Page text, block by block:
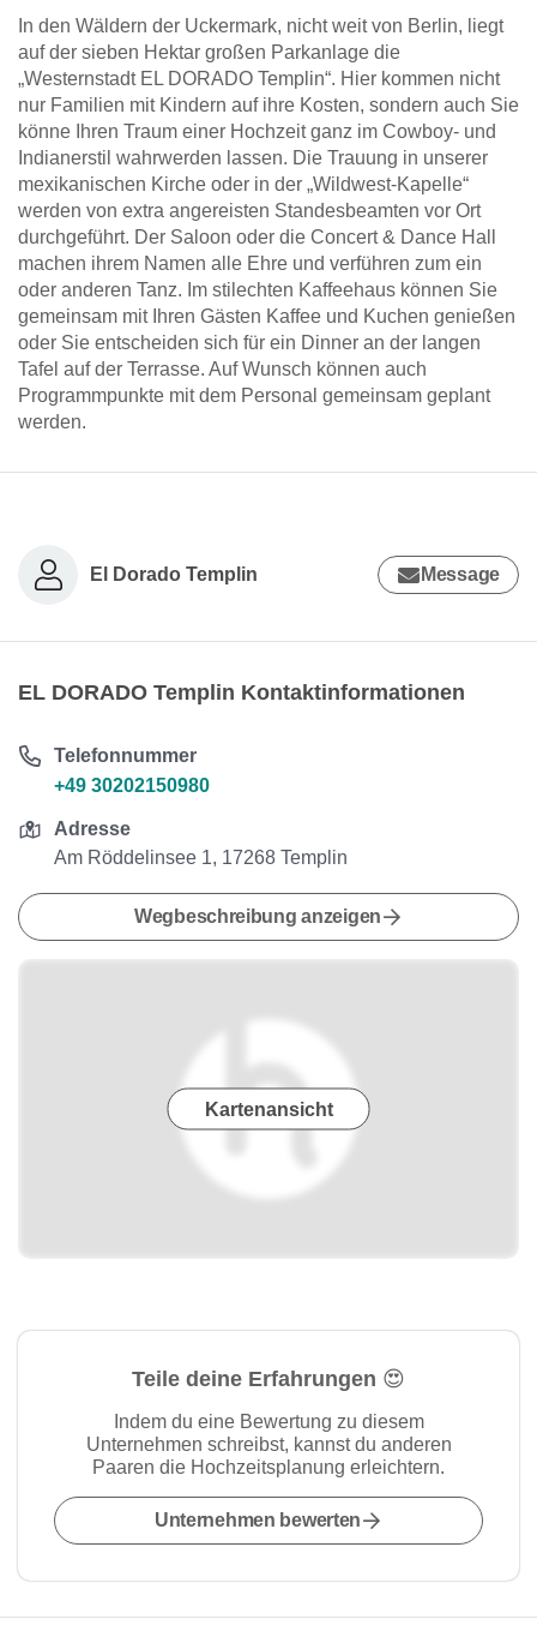
In den Wäldern der Uckermark, nicht weit von Berlin, liegt
auf der sieben Hektar großen Parkanlage die
„Westernstadt EL DORADO Templin“. Hier kommen nicht
nur Familien mit Kindern auf ihre Kosten, sondern auch Sie
könne Ihren Traum einer Hochzeit ganz im Cowboy- und
Indianerstil wahrwerden lassen. Die Trauung in unserer
mexikanischen Kirche oder in der „Wildwest-Kapelle“
werden von extra angereisten Standesbeamten vor Ort
durchgeführt. Der Saloon oder die Concert & Dance Hall
machen ihrem Namen alle Ehre und verführen zum ein
oder anderen Tanz. Im stilechten Kaffeehaus können Sie
gemeinsam mit Ihren Gästen Kaffee und Kuchen genießen
oder Sie entscheiden sich für ein Dinner an der langen
Tafel auf der Terrasse. Auf Wunsch können auch
Programmpunkte mit dem Personal gemeinsam geplant
werden.
El Dorado Templin Message
EL DORADO Templin Kontaktinformationen
Telefonnummer
+49 30202150980
Adresse
Am Röddelinsee 1, 17268 Templin
Wegbeschreibung anzeigen
Kartenansicht
Teile deine Erfahrungen 😍
Indem du eine Bewertung zu diesem
Unternehmen schreibst, kannst du anderen
Paaren die Hochzeitsplanung erleichtern.
Unternehmen bewerten